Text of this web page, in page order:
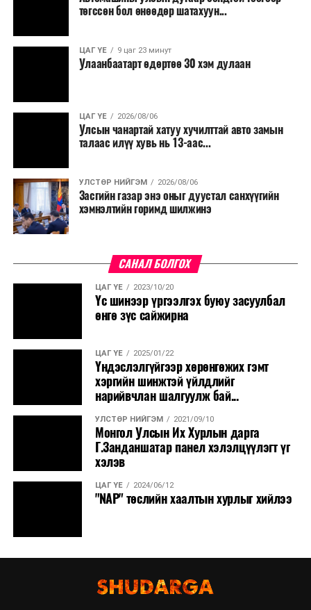
төгссөн бол өнөөдөр шатахуун...
ЦАГ ҮЕ 9 цаг 23 минут
Улаанбаатарт өдөртөө 30 хэм дулаан
ЦАГ ҮЕ 2026/08/06
Улсын чанартай хатуу хучилттай авто замын
талаас илүү хувь нь 13-аас...
УЛСТӨР НИЙГЭМ 2026/08/06
Засгийн газар энэ оныг дуустал санхүүгийн
хэмнэлтийн горимд шилжинэ
САНАЛ БОЛГОХ
ЦАГ ҮЕ 2023/10/20
Үс шинээр үргээлгэх буюу засуулбал
өнгө зүс сайжирна
ЦАГ ҮЕ 2025/01/22
Үндэслэлгүйгээр хөрөнгөжих гэмт
хэргийн шинжтэй үйлдлийг
нарийвчлан шалгуулж бай...
УЛСТӨР НИЙГЭМ 2021/09/10
Монгол Улсын Их Хурлын дарга
Г.Занданшатар панел хэлэлцүүлэгт үг
хэлэв
ЦАГ ҮЕ 2024/06/12
"NAP" төслийн хаалтын хурлыг хийлээ